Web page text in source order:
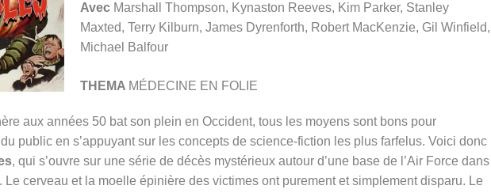
Avec Marshall Thompson, Kynaston Reeves, Kim Parker, Stanley
Maxted, Terry Kilburn, James Dyrenforth, Robert MacKenzie, Gil Winfield,
Michael Balfour
THEMA MÉDECINE EN FOLIE
aux années 50 bat son plein en Occident, tous les moyens sont bons pour
public en s’appuyant sur les concepts de science-fiction les plus farfelus. Voici donc
, qui s’ouvre sur une série de décès mystérieux autour d’une base de l’Air Force dans
Le cerveau et la moelle épinière des victimes ont purement et simplement disparu. Le